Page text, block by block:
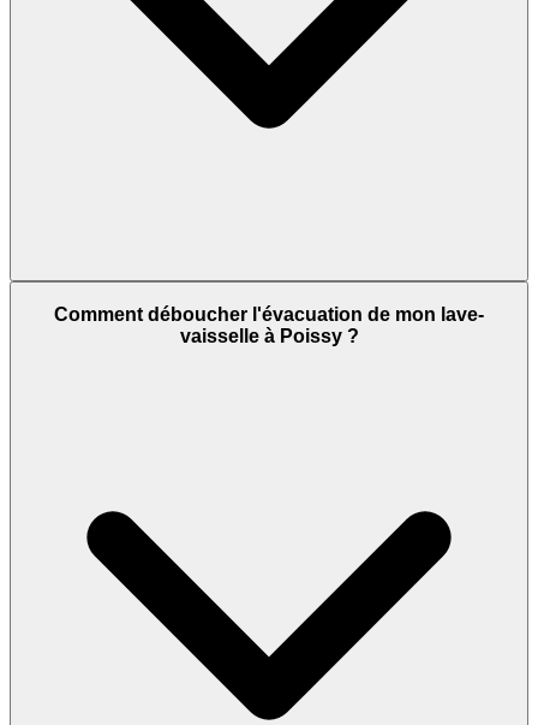
Comment déboucher l'évacuation de mon lave-
vaisselle à Poissy ?